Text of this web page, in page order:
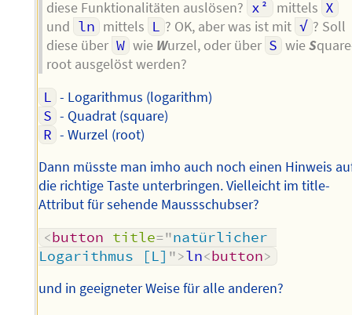
diese Funktionalitäten auslösen? x² mittels X
und ln mittels L ? OK, aber was ist mit √ ? Soll
diese über W wie Wurzel, oder über S wieS
root ausgelöst werden?
L - Logarithmus (logarithm)
S - Quadrat (square)
R - Wurzel (root)
Dann müsste man imho auch noch einen Hinweis
die richtige Taste unterbringen. Vielleicht im title-
Attribut für sehende Maussschubser?
<button title="natürlicher
Logarithmus [L] ">ln<button>
und in geeigneter Weise für alle anderen?